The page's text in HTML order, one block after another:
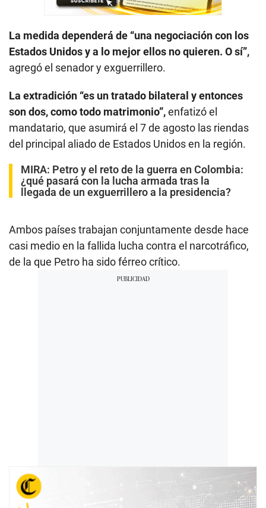
La medida dependerá de “una negociación con los
Estados Unidos y a lo mejor ellos no quieren. O sí”,
agregó el senador y exguerrillero.
La extradición “es un tratado bilateral y entonces
son dos, como todo matrimonio”,enfatizó el
mandatario, que asumirá el 7 de agosto las riendas
del principal aliado de Estados Unidos en la región.
MIRA: Petro y el reto de la guerra en Colombia:
¿qué pasará con la lucha armada tras la
llegada de un exguerrillero a la presidencia?
Ambos países trabajan conjuntamente desde hace
casi medio en la fallida lucha contra el narcotráfico,
de la que Petro ha sido férreo crítico.